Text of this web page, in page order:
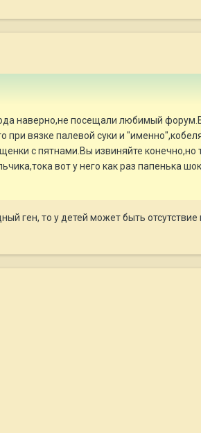
наверно,не посещали любимый
при вязке палевой суки и
с пятнами.Вы извиняйте
вот у него как раз папенька
ген, то у детей может быть